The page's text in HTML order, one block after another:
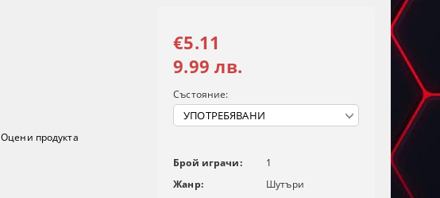
Оцени продукта
€5.11
9.99 лв.
Състояние:
Брой играчи:
1
Жанр:
Шутъри